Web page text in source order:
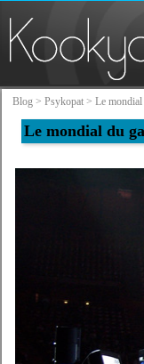
Blog > Psykopat > Le
Le mondial du